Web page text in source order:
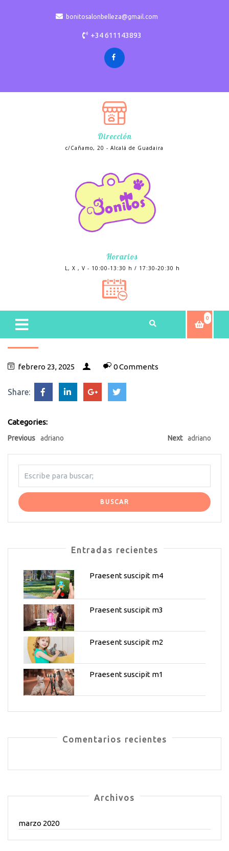
bonitosalonbelleza@gmail.com
+34 611143893
Dirección
c/Cañamo, 20 - Alcalá de Guadaira
Horarios
L, X , V - 10:00-13:30 h / 17:30-20:30 h
0
febrero 23, 2025 0 Comments
Share:
Categories:
Previous adriano Next adriano
Entradas recientes
Praesent suscipit m4
Praesent suscipit m3
Praesent suscipit m2
Praesent suscipit m1
Comentarios recientes
Archivos
marzo 2020